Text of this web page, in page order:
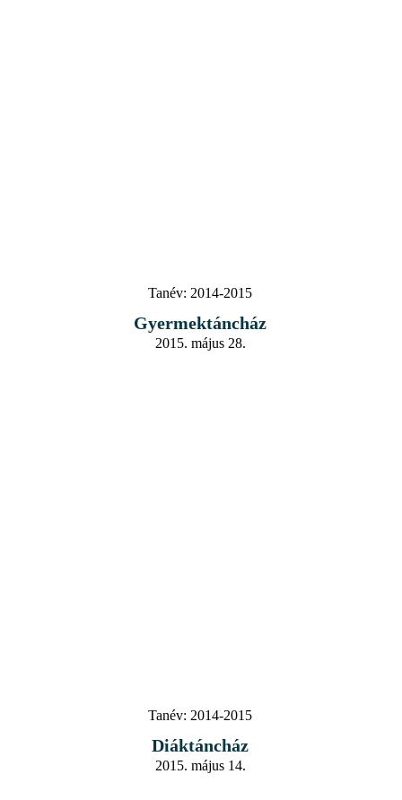
Tanév: 2014-2015
Gyermektáncház
2015. május 28.
Tanév: 2014-2015
Diáktáncház
2015. május 14.